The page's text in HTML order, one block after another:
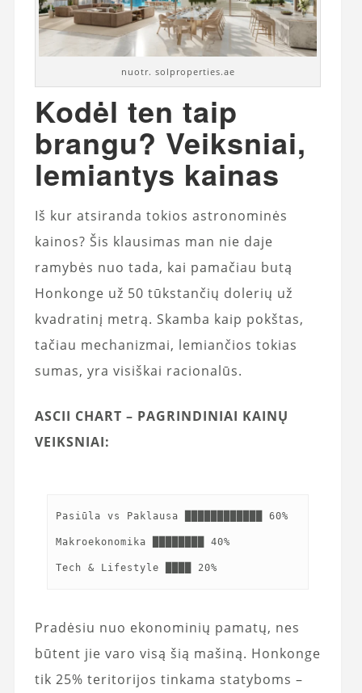
nuotr. solproperties.ae
Kodėl ten taip
brangu? Veiksniai,
lemiantys kainas
Iš kur atsiranda tokios astronominės
kainos? Šis klausimas man nie daje
ramybės nuo tada, kai pamačiau butą
Honkonge už 50 tūkstančių dolerių už
kvadratinį metrą. Skamba kaip pokštas,
tačiau mechanizmai, lemiančios tokias
sumas, yra visiškai racionalūs.
ASCII CHART – PAGRINDINIAI KAINŲ
VEIKSNIAI:
Pasiūla vs Paklausa ████████████ 60%
Makroekonomika ████████ 40%
Pradėsiu nuo ekonominių pamatų, nes
būtent jie varo visą šią mašiną. Honkonge
tik 25% teritorijos tinkama statyboms –